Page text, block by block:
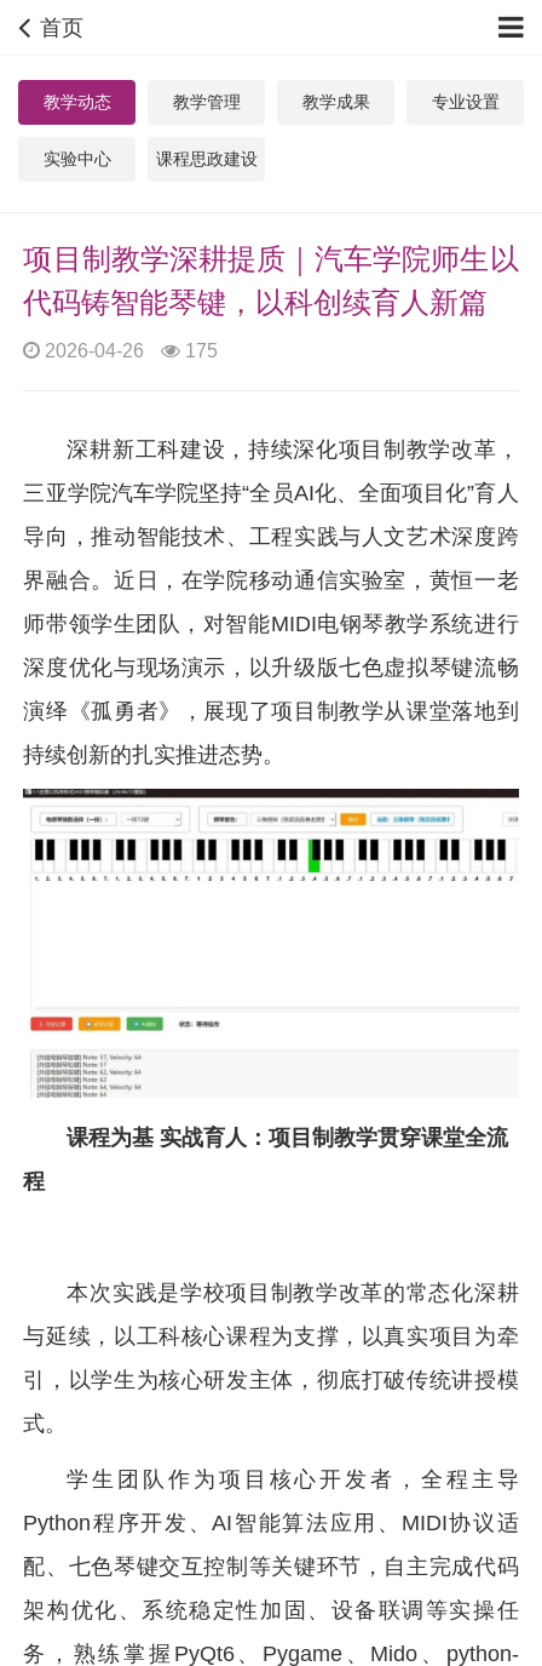
首页
教学动态 教学管理 教学成果 专业设置
实验中心 课程思政建设
项目制教学深耕提质｜汽车学院师生以
代码铸智能琴键，以科创续育人新篇
2026-04-26 175
深耕新工科建设，持续深化项目制教学改革，
三亚学院汽车学院坚持“全员AI化、全面项目化”育人
导向，推动智能技术、工程实践与人文艺术深度跨
界融合。近日，在学院移动通信实验室，黄恒一老
师带领学生团队，对智能MIDI电钢琴教学系统进行
深度优化与现场演示，以升级版七色虚拟琴键流畅
演绎《孤勇者》，展现了项目制教学从课堂落地到
持续创新的扎实推进态势。
课程为基 实战育人：项目制教学贯穿课堂全流
程
本次实践是学校项目制教学改革的常态化深耕
与延续，以工科核心课程为支撑，以真实项目为牵
引，以学生为核心研发主体，彻底打破传统讲授模
式。
学生团队作为项目核心开发者，全程主导
Python程序开发、AI智能算法应用、MIDI协议适
配、七色琴键交互控制等关键环节，自主完成代码
架构优化、系统稳定性加固、设备联调等实操任
务，熟练掌握PyQt6、Pygame、Mido、python-